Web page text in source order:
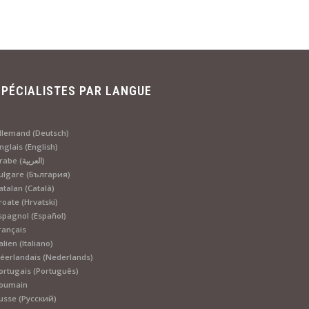
PAR LANGUE
(Deutsch)
(English)
Arabe (العربية)
(България)
(Català)
(Hrvatski)
(Español)
(Italiano)
(Nederlands)
(Português)
(Русский)